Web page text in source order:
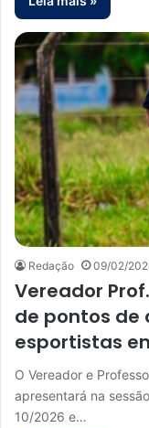
Redação 09/02/
Vereador
de pontos de
esportistas
O Vereador e
apresentará na
10/2026 e…